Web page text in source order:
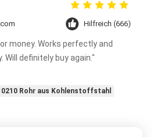
Hilfreich (666)
money. Works perfectly and
Will definitely buy again."
Rohr aus Kohlenstoffstahl